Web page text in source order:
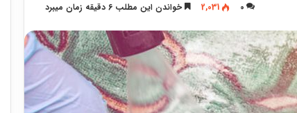
0
2,031 خواندن این مطلب 6 دقیقه زمان میبرد